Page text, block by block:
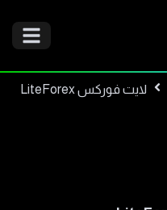
لايت فوركس LiteForex